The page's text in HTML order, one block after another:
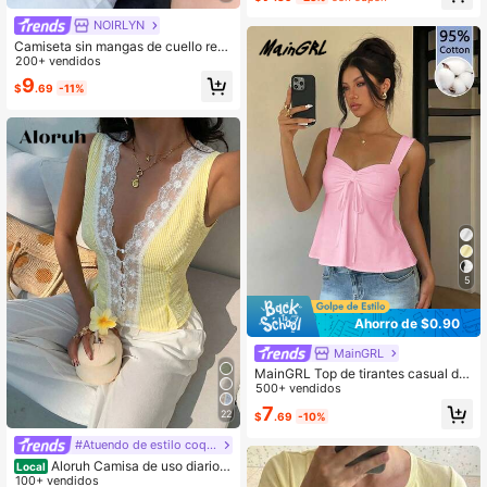
NOIRLYN
Camiseta sin mangas de cuello red
ondo sin cuello con botones delant
eros estilo Y2K sexy para mujer de
verano NOIRLYN color amarillo
200+ vendidos
$9.69 -11%
22
#Atuendo de estilo coquette
Local Aloruh Camisa de uso diario v
ersátil y casual con parches de enc
100+ vendidos
o de verano
5
Ahorro de $0.90
MainGRL
MainGRL Top de tirantes casual de
95% algodón rosa, adecuado para e
l verano
500+ vendidos
$7.69 -10%